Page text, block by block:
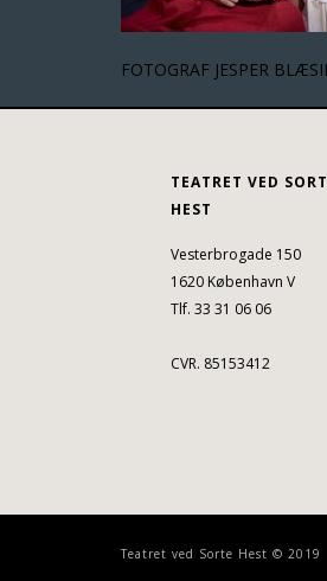
FOTOGRAF JESPER
TEATRET VED
HEST
Vesterbrogade 150
1620 København V
Tlf. 33 31 06 06
CVR. 85153412
Teatret ved Sorte Hest © 2019